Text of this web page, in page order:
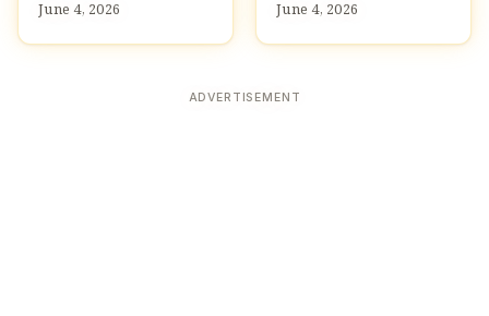
June 4, 2026 June 4, 2026
ADVERTISEMENT